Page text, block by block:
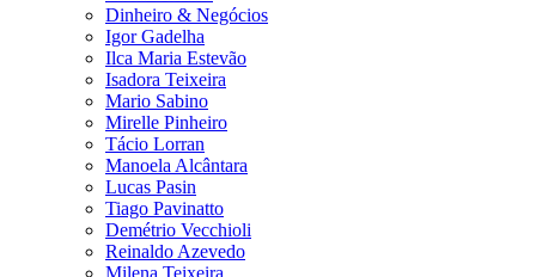
Dinheiro & Negócios
Igor Gadelha
Ilca Maria Estevão
Isadora Teixeira
Mario Sabino
Mirelle Pinheiro
Tácio Lorran
Manoela Alcântara
Lucas Pasin
Tiago Pavinatto
Demétrio Vecchioli
Reinaldo Azevedo
Milena Teixeira